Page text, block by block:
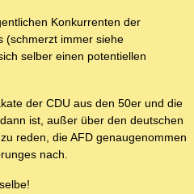
Konkurrenten der
(schmerzt immer siehe
selber einen potentiellen
der CDU aus den 50er und die
ist, außer über den deutschen
reden, die AFD genaugenommen
nach.